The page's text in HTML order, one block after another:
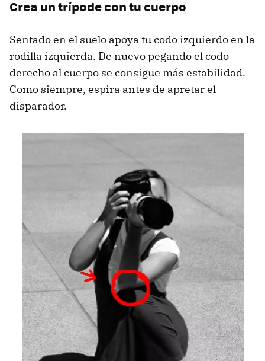
Crea un trípode con tu cuerpo
Sentado en el suelo apoya tu codo izquierdo en la
rodilla izquierda. De nuevo pegando el codo
derecho al cuerpo se consigue más estabilidad.
Como siempre, espira antes de apretar el
disparador.